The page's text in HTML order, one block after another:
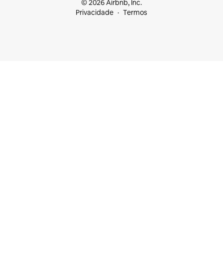
© 2026 Airbnb, Inc.
Privacidade
Termos